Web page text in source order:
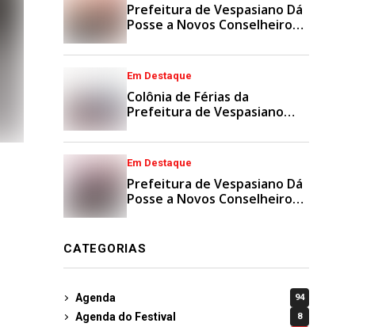
Prefeitura de Vespasiano Dá
Posse a Novos Conselheiros
Em Destaque
Colônia de Férias da
Prefeitura de Vespasiano
Esporte e Lazer
Em Destaque
Prefeitura de Vespasiano Dá
Posse a Novos Conselheiros
CATEGORIAS
Agenda 94
Agenda do Festival 8